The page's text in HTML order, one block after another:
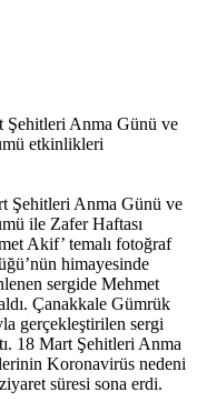
Anma Günü ve
etkinlikleri
Şehitleri Anma Günü ve
ile Zafer Haftası
Akif’ temalı fotoğraf
himayesinde
sergide Mehmet
Çanakkale Gümrük
gerçekleştirilen sergi
18 Mart Şehitleri Anma
Koronavirüs nedeni
süresi sona erdi.